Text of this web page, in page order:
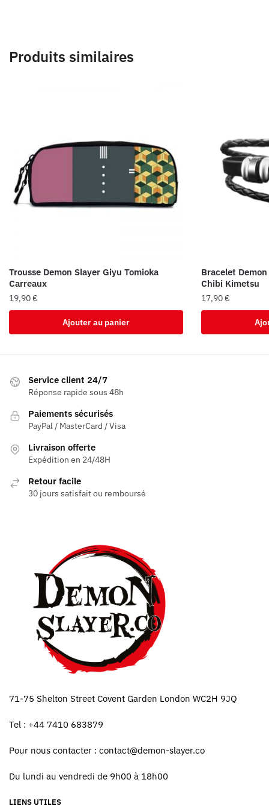
Produits similaires
Trousse Demon Slayer Giyu Tomioka
Carreaux
19,90€
Ajouter au panier
Bracelet
Chibi Kimetsu
17,90€
Service client 24/7
Réponse rapide sous 48h
Paiements sécurisés
PayPal / MasterCard / Visa
Livraison offerte
Expédition en 24/48H
Retour facile
30 jours satisfait ou remboursé
71-75 Shelton Street Covent Garden London WC2H 9JQ
Tel : +44 7410 683879
Pour nous contacter : contact@demon-slayer.co
Du lundi au vendredi de 9h00 à 18h00
LIENS UTILES